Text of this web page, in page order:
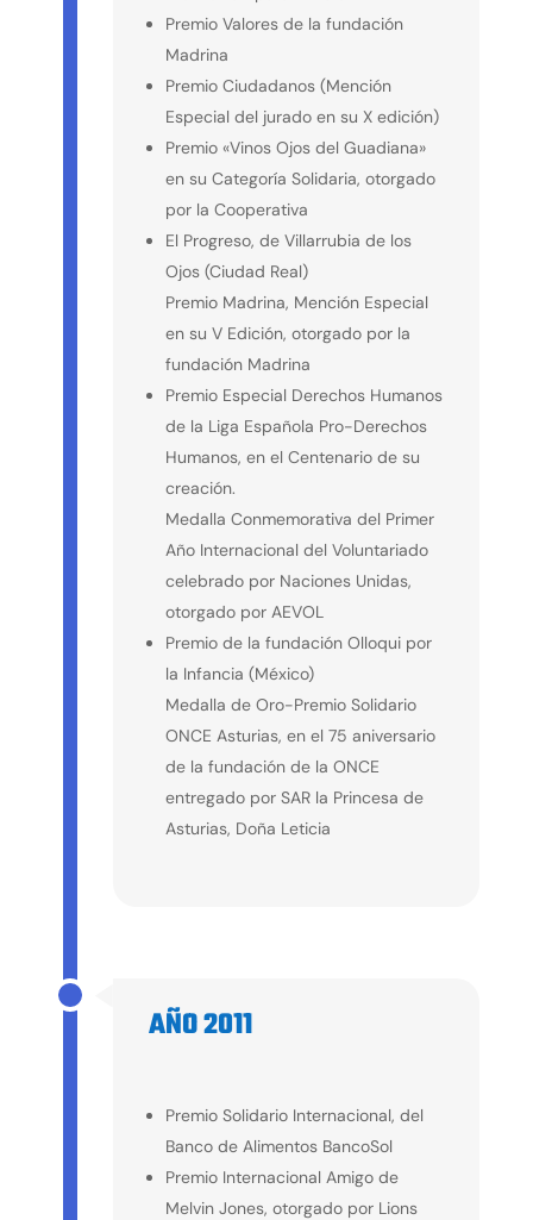
Premio Valores de la fundación
Madrina
Premio Ciudadanos (Mención
Especial del jurado en su X edición)
Premio «Vinos Ojos del Guadiana»
en su Categoría Solidaria, otorgado
por la Cooperativa
El Progreso, de Villarrubia de los
Ojos (Ciudad Real)
Premio Madrina, Mención Especial
en su V Edición, otorgado por la
fundación Madrina
Premio Especial Derechos Humanos
de la Liga Española Pro-Derechos
Humanos, en el Centenario de su
creación.
Medalla Conmemorativa del Primer
Año Internacional del Voluntariado
celebrado por Naciones Unidas,
otorgado por AEVOL
Premio de la fundación Olloqui por
la Infancia (México)
Medalla de Oro-Premio Solidario
ONCE Asturias, en el 75 aniversario
de la fundación de la ONCE
entregado por SAR la Princesa de
Asturias, Doña Leticia
AÑO 2011
Premio Solidario Internacional, del
Banco de Alimentos BancoSol
Premio Internacional Amigo de
Melvin Jones, otorgado por Lions